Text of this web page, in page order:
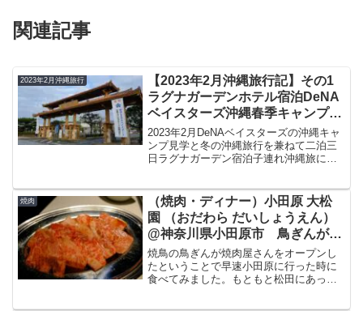
関連記事
2023年2月沖縄旅行
【2023年2月沖縄旅行記】その1
ラグナガーデンホテル宿泊DeNA
ベイスターズ沖縄春季キャンプ全
体概要・旅行日程を紹介
2023年2月DeNAベイスターズの沖縄キャ
ンプ見学と冬の沖縄旅行を兼ねて二泊三
日ラグナガーデン宿泊子連れ沖縄旅に行
宿泊したラグナガーデンホテル、食べた
物、旅のヒント等をブログで紹介したい
と思います。その１では旅行の全体概
要、旅行日程全体を記載したいと思いま
す。
焼肉
（焼肉・ディナー）小田原 大松
園 （おだわら だいしょうえん）
@神奈川県小田原市 鳥ぎんが経
営する焼肉店
焼鳥の鳥ぎんが焼肉屋さんをオープンし
たということで早速小田原に行った時に
食べてみました。もともと松田にあった